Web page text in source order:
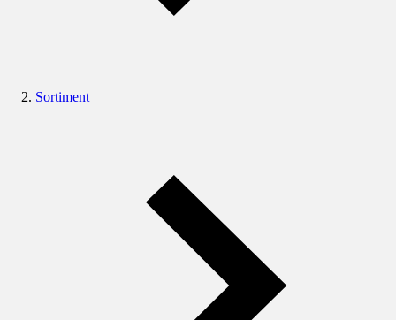
Sortiment